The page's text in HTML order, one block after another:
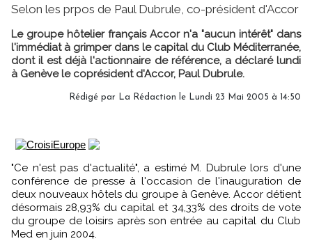
Selon les prpos de Paul Dubrule, co-président d'Accor
Le groupe hôtelier français Accor n'a "aucun intérêt" dans
l'immédiat à grimper dans le capital du Club Méditerranée,
dont il est déjà l'actionnaire de référence, a déclaré lundi
à Genève le coprésident d'Accor, Paul Dubrule.
Rédigé par La Rédaction le Lundi 23 Mai 2005 à 14:50
"Ce n'est pas d'actualité", a estimé M. Dubrule lors d'une
conférence de presse à l'occasion de l'inauguration de
deux nouveaux hôtels du groupe à Genève. Accor détient
désormais 28,93% du capital et 34,33% des droits de vote
du groupe de loisirs après son entrée au capital du Club
Med en juin 2004.